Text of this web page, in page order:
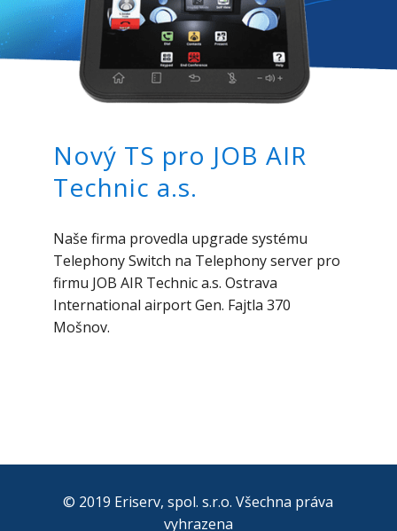
Nový TS pro JOB AIR
Technic a.s.
Naše firma provedla upgrade systému
Telephony Switch na Telephony server pro
firmu JOB AIR Technic a.s. Ostrava
International airport Gen. Fajtla 370
Mošnov.
© 2019 Eriserv, spol. s.r.o. Všechna práva
vyhrazena